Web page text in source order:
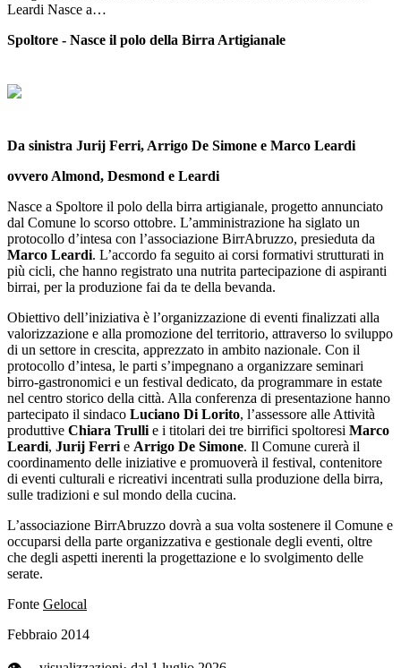
Leardi Nasce a…
Spoltore - Nasce il polo della Birra Artigianale
Da sinistra Jurij Ferri, Arrigo De Simone e Marco Leardi
ovvero Almond, Desmond e Leardi
Nasce a Spoltore il polo della birra artigianale, progetto annunciato
dal Comune lo scorso ottobre. L’amministrazione ha siglato un
protocollo d’intesa con l’associazione BirrAbruzzo, presieduta da
Marco Leardi. L’accordo fa seguito ai corsi formativi strutturati in
più cicli, che hanno registrato una nutrita partecipazione di aspiranti
birrai, per la produzione fai da te della bevanda.
Obiettivo dell’iniziativa è l’organizzazione di eventi finalizzati alla
valorizzazione e alla promozione del territorio, attraverso lo sviluppo
di un settore in crescita, apprezzato in ambito nazionale. Con il
protocollo d’intesa, le parti s’impegnano a organizzare seminari
birro-gastronomici e un festival dedicato, da programmare in estate
nel centro storico della città. Alla conferenza di presentazione hanno
partecipato il sindaco Luciano Di Lorito, l’assessore alle Attività
produttive Chiara Trulli e i titolari dei tre birrifici spoltoresi Marco
Leardi, Jurij Ferri e Arrigo De Simone. Il Comune curerà il
coordinamento delle iniziative e promuoverà il festival, contenitore
di eventi culturali e ricreativi incentrati sulla produzione della birra,
sulle tradizioni e sul mondo della cucina.
L’associazione BirrAbruzzo dovrà a sua volta sostenere il Comune e
occuparsi della parte organizzativa e gestionale degli eventi, oltre
che degli aspetti inerenti la progettazione e lo svolgimento delle
serate.
Fonte Gelocal
Febbraio 2014